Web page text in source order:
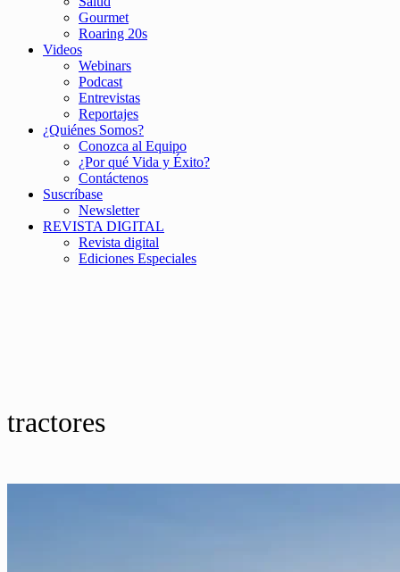
Gourmet
Roaring 20s
Videos
Webinars
Podcast
Entrevistas
Reportajes
¿Quiénes Somos?
Conozca al Equipo
¿Por qué Vida y Éxito?
Contáctenos
Suscríbase
Newsletter
REVISTA DIGITAL
Revista digital
Ediciones Especiales
tractores